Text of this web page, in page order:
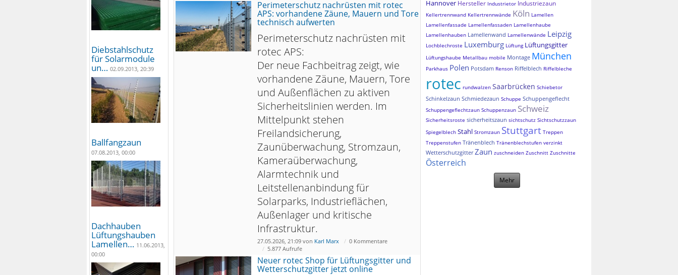
Diebstahlschutz
für Solarmodule
un… 02.09.2013, 20:39
Ballfangzaun
07.08.2013, 00:00
Dachhauben
Lüftungshauben
Lamellen… 11.06.2013,
00:00
Perimeterschutz nachrüsten mit rotec
APS: vorhandene Zäune, Mauern und Tore
technisch aufwerten
Perimeterschutz nachrüsten mit
rotec APS:
Der neue Fachbeitrag zeigt, wie
vorhandene Zäune, Mauern, Tore
und Außenflächen zu aktiven
Sicherheitslinien werden. Im
Mittelpunkt stehen
Freilandsicherung,
Zaunüberwachung, Stromzaun,
Kameraüberwachung,
Alarmtechnik und
Leitstellenanbindung für
Solarparks, Industrieflächen,
Außenlager und kritische
Infrastruktur.
27.05.2026, 21:09 von Karl Marx
0 Kommentare
5.877 Aufrufe
Neuer rotec Shop für Lüftungsgitter und
Wetterschutzgitter jetzt online
Hannover Hersteller Industrietor Industriezaun
Kellertrennwand Kellertrennwände Köln Lamellen
Lamellenfassade Lamellenfassaden Lamellenhaube
Lamellenhauben Lamellenwand Lamellenwände Leipzig
Lochblechroste Luxemburg Lüftung Lüftungsgitter
Lüftungshaube Metallbau mobile Montage München
Parkhaus Polen Potsdam Renson Riffelblech Riffelbleche
rotec rundwalzen Saarbrücken Schiebetor
Schinkelzaun Schmiedezaun Schuppe Schuppengeflecht
Schuppengeflechtzaun Schuppenzaun Schweiz
Sicherheitsroste sicherheitszaun sichtschutz Sichtschutzzaun
Spiegelblech Stahl Stromzaun Stuttgart Treppen
Treppenstufen Tränenblech Tränenblechstufen verzinkt
Wetterschutzgitter Zaun zuschneiden Zuschnitt Zuschnitte
Österreich
Mehr